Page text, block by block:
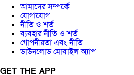
আমাদের সম্পর্কে
যোগাযোগ
নীতি ও শর্ত
ব্যবহার নীতি ও শর্ত
গোপনীয়তা এবং নীতি
ডাউনলোড মোবাইল অ্যাপ
GET THE APP